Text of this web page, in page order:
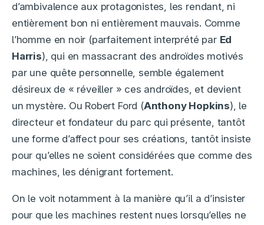
d’ambivalence aux protagonistes, les rendant, ni
entièrement bon ni entièrement mauvais. Comme
l’homme en noir (parfaitement interprété par Ed
Harris), qui en massacrant des androïdes motivés
par une quête personnelle, semble également
désireux de « réveiller » ces androïdes, et devient
un mystère. Ou Robert Ford (Anthony Hopkins), le
directeur et fondateur du parc qui présente, tantôt
une forme d’affect pour ses créations, tantôt insiste
pour qu’elles ne soient considérées que comme des
machines, les dénigrant fortement.
On le voit notamment à la manière qu’il a d’insister
pour que les machines restent nues lorsqu’elles ne